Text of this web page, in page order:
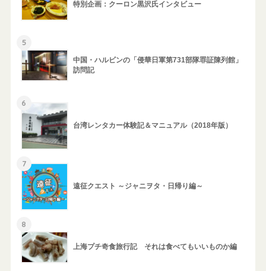
特別企画：クーロン黒沢氏インタビュー
5
中国・ハルビンの「侵華日軍第731部隊罪証陳列館」
訪問記
6
台湾レンタカー体験記＆マニュアル（2018年版）
7
遠征クエスト ～ジャニヲタ・日帰り編～
8
上海プチ奇食旅行記 それは食べてもいいものか編